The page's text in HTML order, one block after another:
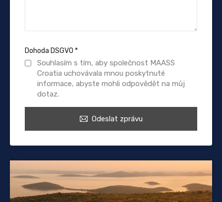
Dohoda DSGVO *
Souhlasím s tím, aby společnost MAASS
Croatia uchovávala mnou poskytnuté
informace, abyste mohli odpovědět na můj
dotaz.
Odeslat zprávu